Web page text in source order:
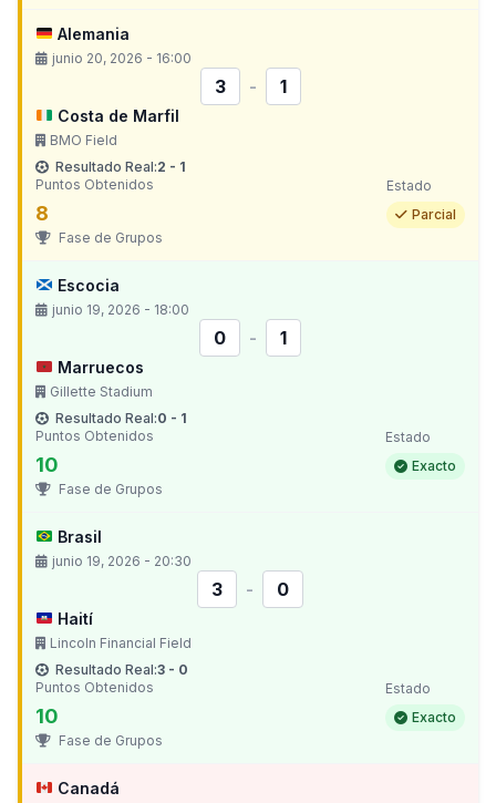
Alemania
junio 20, 2026 - 16:00
3 - 1
Costa de Marfil
BMO Field
Resultado Real:2 - 1
Puntos Obtenidos
8
Estado
Parcial
Fase de Grupos
Escocia
junio 19, 2026 - 18:00
0 - 1
Marruecos
Gillette Stadium
Resultado Real:0 - 1
Puntos Obtenidos
10
Estado
Exacto
Fase de Grupos
Brasil
junio 19, 2026 - 20:30
3 - 0
Haití
Lincoln Financial Field
Resultado Real:3 - 0
Puntos Obtenidos
10
Estado
Exacto
Fase de Grupos
Canadá